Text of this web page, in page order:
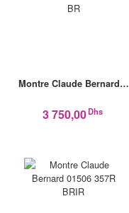
Montre Claude Bernard…
3 750,00Dhs